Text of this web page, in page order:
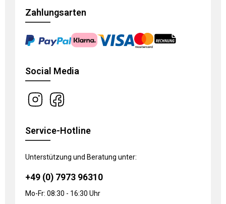
Zahlungsarten
Social Media
Service-Hotline
Unterstützung und Beratung unter:
+49 (0) 7973 96310
Mo-Fr: 08:30 - 16:30 Uhr